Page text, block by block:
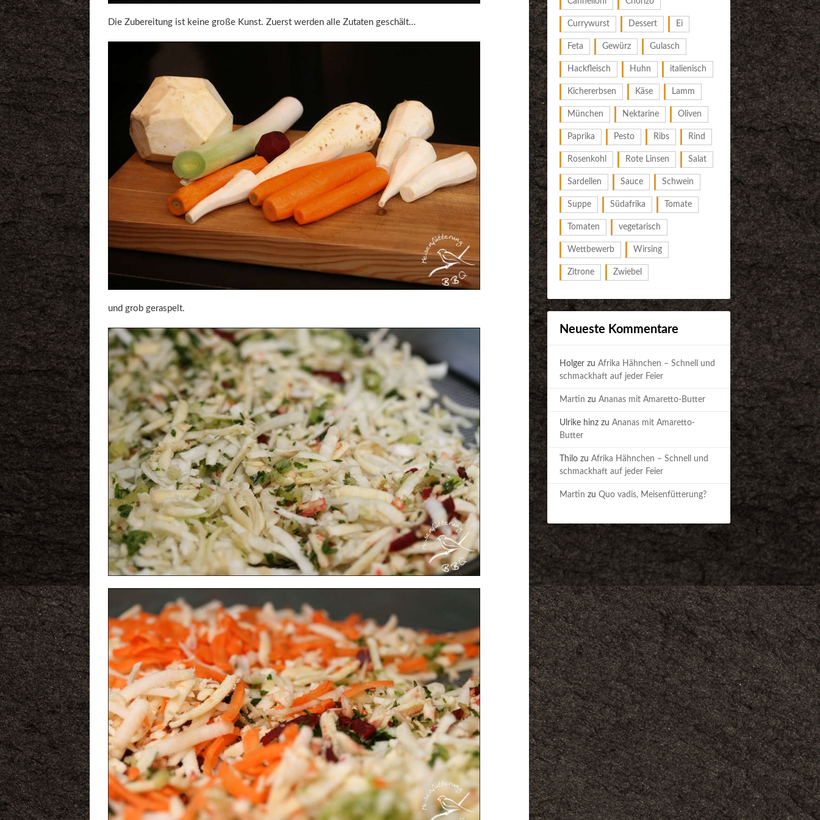
Die Zubereitung ist keine große Kunst. Zuerst werden alle Zutaten geschält…
und grob geraspelt.
Currywurst Dessert Ei
Feta Gewürz Gulasch
Hackfleisch Huhn italienisch
Kichererbsen Käse Lamm
München Nektarine Oliven
Paprika Pesto Ribs Rind
Rosenkohl Rote Linsen Salat
Sardellen Sauce Schwein
Suppe Südafrika Tomate
Tomaten vegetarisch
Wettbewerb Wirsing
Zitrone Zwiebel
Neueste Kommentare
Holger zu Afrika Hähnchen – Schnell und
schmackhaft auf jeder Feier
Martin zu Ananas mit Amaretto-Butter
Ulrike hinz zu Ananas mit Amaretto-
Butter
Thilo zu Afrika Hähnchen – Schnell und
schmackhaft auf jeder Feier
Martin zu Quo vadis, Meisenfütterung?